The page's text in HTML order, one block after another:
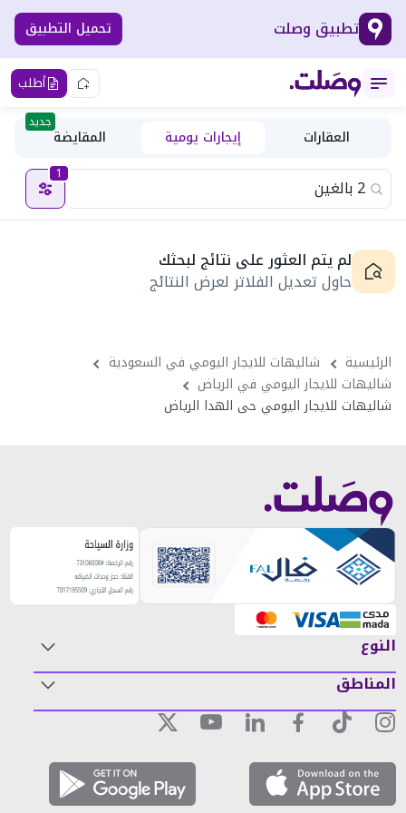
تطبيق وصلت تحميل التطبيق
أطلب
العقارات إيجارات يومية المقايضة
جديد
1
لم يتم العثور على نتائج لبحثك
حاول تعديل الفلاتر لعرض النتائج
الرئيسية
شاليهات للايجار اليومي في السعودية
شاليهات للايجار اليومي في الرياض
شاليهات للايجار اليومي حى الهدا الرياض
النوع
المناطق